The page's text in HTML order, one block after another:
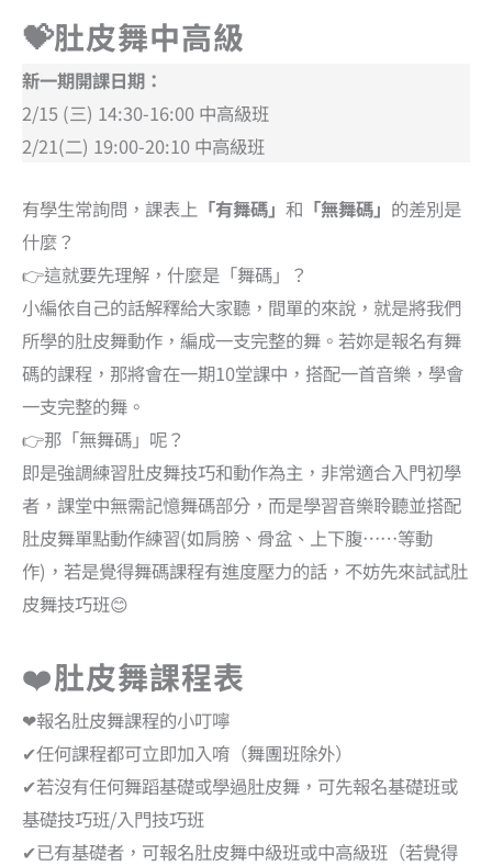
💝肚皮舞中高級
新一期開課日期：
2/15 (三) 14:30-16:00 中高級班
2/21(二) 19:00-20:10 中高級班
有學生常詢問，課表上 「有舞碼」 和 「無舞碼」 的差別是
什麼？
👉這就要先理解，什麼是「舞碼」？
小編依自己的話解釋給大家聽，間單的來說，就是將我們
所學的肚皮舞動作，編成一支完整的舞。若妳是報名有舞
碼的課程，那將會在一期10堂課中，搭配一首音樂，學會
一支完整的舞。
👉那「無舞碼」呢？
即是強調練習肚皮舞技巧和動作為主，非常適合入門初學
者，課堂中無需記憶舞碼部分，而是學習音樂聆聽並搭配
肚皮舞單點動作練習(如肩膀、骨盆、上下腹……等動
作)，若是覺得舞碼課程有進度壓力的話，不妨先來試試肚
皮舞技巧班😊
❤️肚皮舞課程表
❤報名肚皮舞課程的小叮嚀
✔任何課程都可立即加入唷（舞團班除外）
✔若沒有任何舞蹈基礎或學過肚皮舞，可先報名基礎班或
基礎技巧班/入門技巧班
✔已有基礎者，可報名肚皮舞中級班或中高級班（若覺得